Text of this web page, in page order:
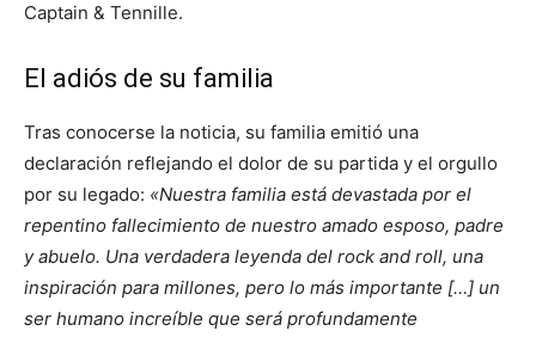
Captain & Tennille.
El adiós de su familia
Tras conocerse la noticia, su familia emitió una
declaración reflejando el dolor de su partida y el orgullo
por su legado: «Nuestra familia está devastada por el
repentino fallecimiento de nuestro amado esposo, padre
y abuelo. Una verdadera leyenda del rock and roll, una
inspiración para millones, pero lo más importante […] un
ser humano increíble que será profundamente